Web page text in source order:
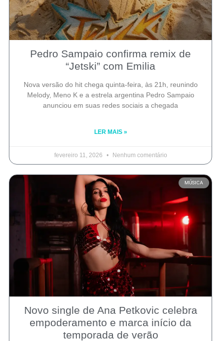
Pedro Sampaio confirma remix de
“Jetski” com Emilia
Nova versão do hit chega quinta-feira, às 21h, reunindo
Melody, Meno K e a estrela argentina Pedro Sampaio
anunciou em suas redes sociais a chegada
LER MAIS »
fevereiro 11, 2026 Nenhum comentário
MÚSICA
Novo single de Ana Petkovic celebra
empoderamento e marca início da
temporada de verão